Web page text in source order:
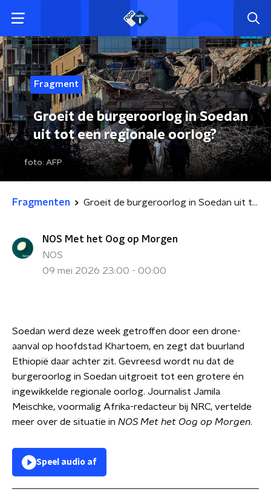
Fragment
Groeit de burgeroorlog in Soedan
uit tot een regionale oorlog?
foto: AFP
Fragmenten Groeit de burgeroorlog in Soedan uit tot een regionale oorlog?
NOS Met het Oog op Morgen
NOS
09 mei 2026 23:00 - 00:00
Soedan werd deze week getroffen door een drone-
aanval op hoofdstad Khartoem, en zegt dat buurland
Ethiopië daar achter zit. Gevreesd wordt nu dat de
burgeroorlog in Soedan uitgroeit tot een grotere én
ingewikkelde regionale oorlog. Journalist Jamila
Meischke, voormalig Afrika-redacteur bij NRC, vertelde
meer over de situatie in NOS Met het Oog op Morgen.
Speel audio af